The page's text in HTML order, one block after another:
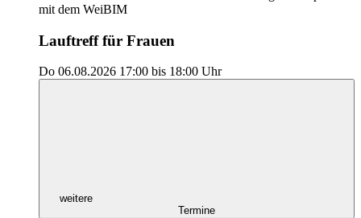
mit dem WeiBIM
Lauftreff für Frauen
Do 06.08.2026 17:00 bis 18:00 Uhr
weitere
Termine